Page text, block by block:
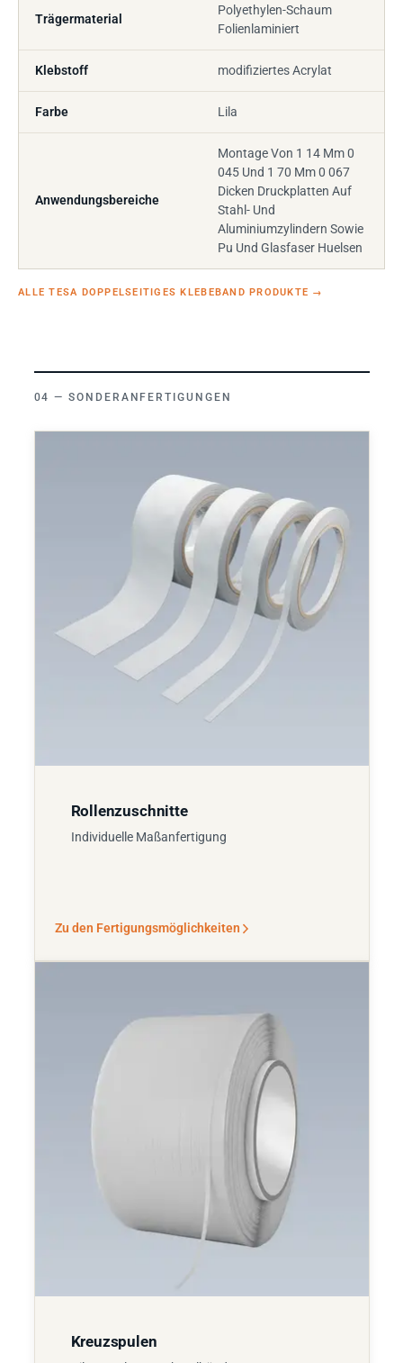
Trägermaterial
Polyethylen-Schaum
Folienlaminiert
Klebstoff modifiziertes Acrylat
Farbe Lila
Anwendungsbereiche
Montage Von 1 14 Mm 0
045 Und 1 70 Mm 0 067
Dicken Druckplatten Auf
Stahl- Und
Aluminiumzylindern Sowie
Pu Und Glasfaser Huelsen
ALLE TESA DOPPELSEITIGES KLEBEBAND PRODUKTE →
SONDERANFERTIGUNGEN
Rollenzuschnitte
Individuelle Maßanfertigung
Zu den Fertigungsmöglichkeiten
Kreuzspulen